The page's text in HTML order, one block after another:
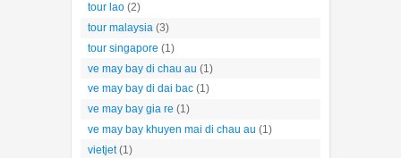
tour lao (2)
tour malaysia (3)
tour singapore (1)
ve may bay di chau au (1)
ve may bay di dai bac (1)
ve may bay gia re (1)
ve may bay khuyen mai di chau au (1)
vietjet (1)